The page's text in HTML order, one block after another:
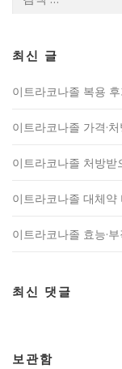
최신 글
이트라코나졸 복용
이트라코나졸 가격·
이트라코나졸 처방
이트라코나졸 대체
이트라코나졸 효능·
최신 댓글
보관함